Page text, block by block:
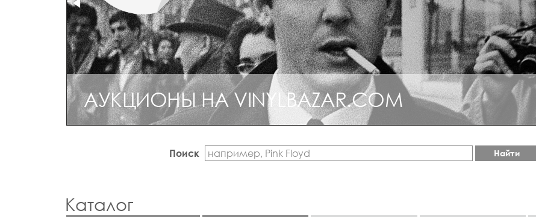
АУКЦИОНЫ НА VINYLBAZAR.COM
Поиск Найти
Каталог